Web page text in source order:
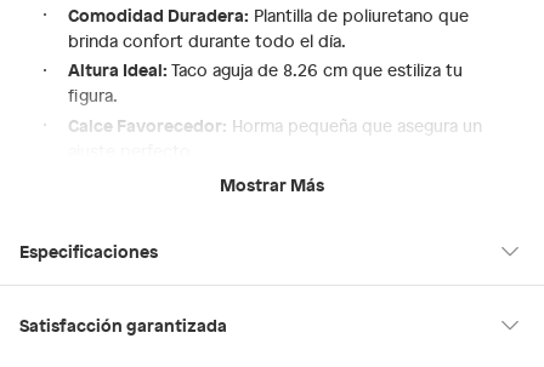
Comodidad Duradera: Plantilla de poliuretano que
brinda confort durante todo el día.
Altura Ideal: Taco aguja de 8.26 cm que estiliza tu
figura.
Calce Favorecedor: Horma pequeña que asegura un
Combina fácilmente con vestidos, faldas
Mostrar Más
Especificaciones
Hecho en
Satisfacción garantizada